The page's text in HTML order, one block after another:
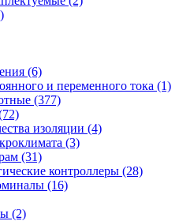
(6)
и переменного тока (1)
(377)
изоляции (4)
(3)
(31)
контроллеры (28)
(16)
(2)